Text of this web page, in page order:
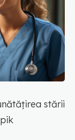
stării